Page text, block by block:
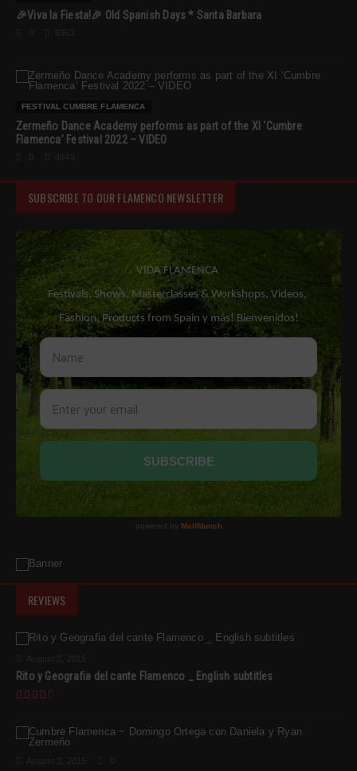
🎉Viva la Fiesta!🎉 Old Spanish Days * Santa Barbara
FESTIVAL CUMBRE FLAMENCA
Zermeño Dance Academy performs as part of the XI ‘Cumbre
Flamenca’ Festival 2022 – VIDEO
SUBSCRIBE TO OUR FLAMENCO NEWSLETTER
REVIEWS
Rito y Geografia del cante Flamenco _ English subtitles